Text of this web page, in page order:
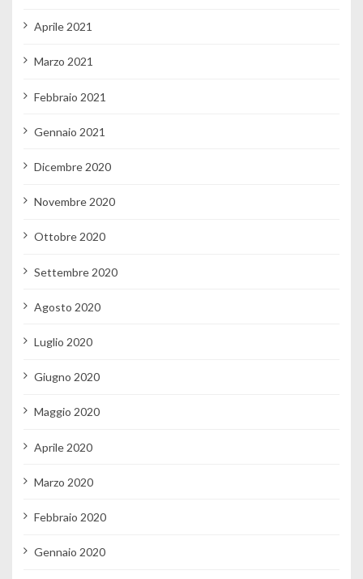
Aprile 2021
Marzo 2021
Febbraio 2021
Gennaio 2021
Dicembre 2020
Novembre 2020
Ottobre 2020
Settembre 2020
Agosto 2020
Luglio 2020
Giugno 2020
Maggio 2020
Aprile 2020
Marzo 2020
Febbraio 2020
Gennaio 2020